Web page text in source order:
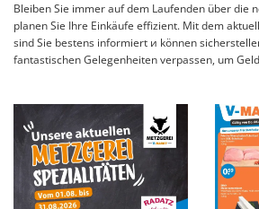
Bleiben Sie immer auf dem Laufenden über die
planen Sie Ihre Einkäufe effizient. Mit dem
sind Sie bestens informiert и können
fantastischen Gelegenheiten verpassen, um